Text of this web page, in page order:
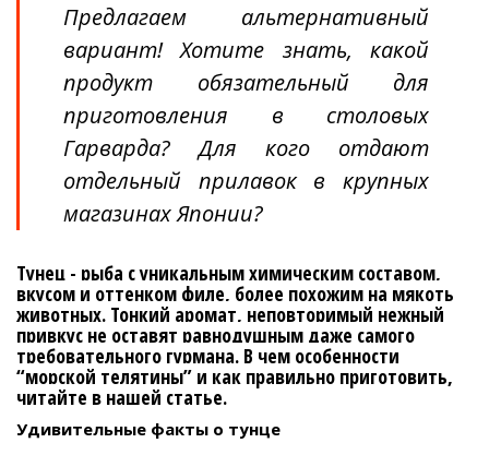
Предлагаем альтернативный
вариант! Хотите знать, какой
продукт обязательный для
приготовления в столовых
Гарварда? Для кого отдают
отдельный прилавок в крупных
магазинах Японии?
Тунец - рыба с уникальным химическим составом,
вкусом и оттенком филе, более похожим на мякоть
животных. Тонкий аромат, неповторимый нежный
привкус не оставят равнодушным даже самого
требовательного гурмана. В чем особенности
“морской телятины” и как правильно приготовить,
читайте в нашей статье.
Удивительные факты о тунце